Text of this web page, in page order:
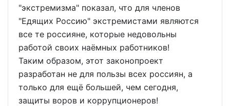
"экстремизма" показал, что для членов
"Едящих Россию" экстремистами являются
все те россияне, которые недовольны
работой своих наёмных работников!
Таким образом, этот законопроект
разработан не для пользы всех россиян, а
только для ещё большей, чем сегодня,
защиты воров и коррупционеров!